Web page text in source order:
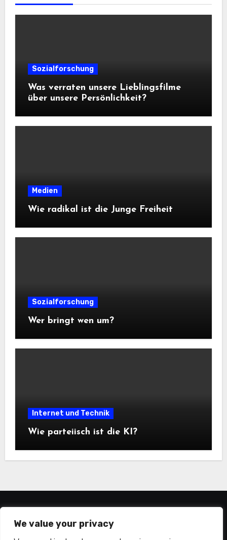
We value your privacy
Sozialforschung
Was verraten unsere Lieblingsfilme
über unsere Persönlichkeit?
Medien
Wie radikal ist die Junge Freiheit
Sozialforschung
Wer bringt wen um?
Internet und Technik
Wie parteiisch ist die KI?
statistiker-blog.de